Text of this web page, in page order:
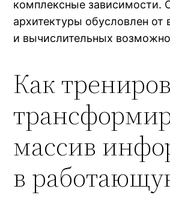
комплексные зависимости.
архитектуры обусловлен
и вычислительных
Как
массив
в